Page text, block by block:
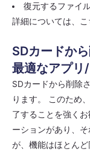
復元するファイ
詳細については、こ
SDカードか
最適なアプリ
SDカードから削除
ります。 このため
了することを強く
ーションがあり、
が、機能はほとんど